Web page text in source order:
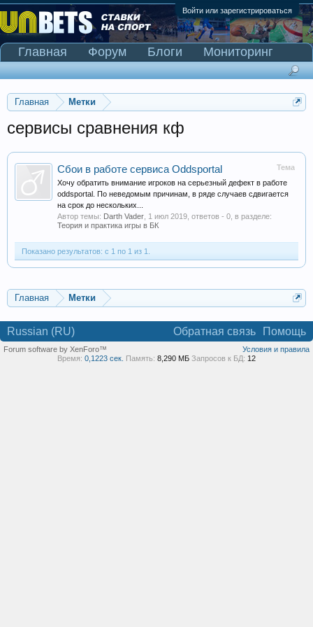
Войти или зарегистрироваться
Главная Метки
сервисы сравнения кф
Тема
Сбои в работе сервиса Oddsportal
Хочу обратить внимание игроков на серьезный дефект в работе
oddsportal. По неведомым причинам, в ряде случаев сдвигается
на срок до нескольких...
Автор темы: Darth Vader 1 июл 2019 , ответов - 0, в разделе:
Теория и практика игры в БК
Показано результатов: с 1 по 1 из 1.
Главная Метки
Главная Форум Блоги
Мониторинг
Сканер Pinnacle
Russian (RU) Обратная связь Помощь
Условия и правила
Forum software by XenForo™
Время: 0,1223 сек. Память: 8,290 МБ Запросов к БД: 12